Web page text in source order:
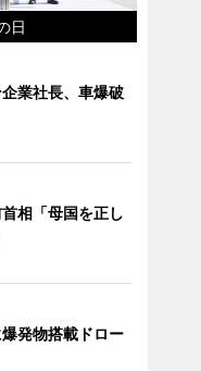
日
企業社長、車爆破
相「母国を正し
発物搭載ドロー